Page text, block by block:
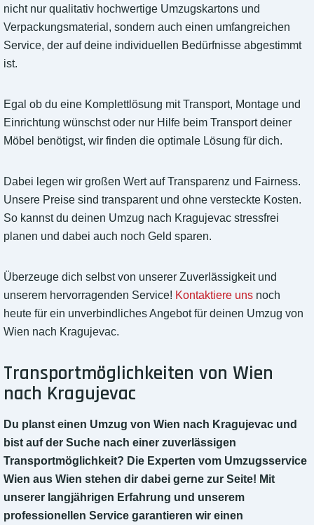
nicht nur qualitativ hochwertige Umzugskartons und
Verpackungsmaterial, sondern auch einen umfangreichen
Service, der auf deine individuellen Bedürfnisse abgestimmt
ist.
Egal ob du eine Komplettlösung mit Transport, Montage und
Einrichtung wünschst oder nur Hilfe beim Transport deiner
Möbel benötigst, wir finden die optimale Lösung für dich.
Dabei legen wir großen Wert auf Transparenz und Fairness.
Unsere Preise sind transparent und ohne versteckte Kosten.
So kannst du deinen Umzug nach Kragujevac stressfrei
planen und dabei auch noch Geld sparen.
Überzeuge dich selbst von unserer Zuverlässigkeit und
unserem hervorragenden Service! Kontaktiere uns noch
heute für ein unverbindliches Angebot für deinen Umzug von
Wien nach Kragujevac.
Transportmöglichkeiten von Wien
nach Kragujevac
Du planst einen Umzug von Wien nach Kragujevac und
bist auf der Suche nach einer zuverlässigen
Transportmöglichkeit? Die Experten vom Umzugsservice
Wien aus Wien stehen dir dabei gerne zur Seite! Mit
unserer langjährigen Erfahrung und unserem
professionellen Service garantieren wir einen